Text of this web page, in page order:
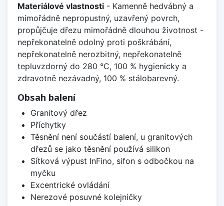
Materiálové vlastnosti - Kamenně hedvábný a
mimořádně nepropustný, uzavřený povrch,
propůjčuje dřezu mimořádně dlouhou životnost -
nepřekonatelně odolný proti poškrábání,
nepřekonatelně nerozbitný, nepřekonatelně
tepluvzdorný do 280 °C, 100 % hygienicky a
zdravotně nezávadný, 100 % stálobarevný.
Obsah balení
Granitový dřez
Příchytky
Těsnění není součástí balení, u granitových
dřezů se jako těsnění používá silikon
Sítková výpust InFino, sifon s odbočkou na
myčku
Excentrické ovládání
Nerezové posuvné kolejničky